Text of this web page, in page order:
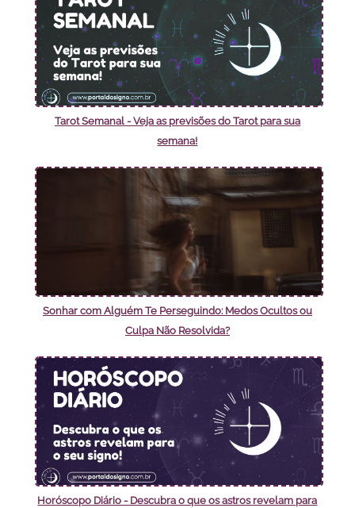
Tarot Semanal - Veja as previsões do Tarot para sua
semana!
Sonhar com Alguém Te Perseguindo: Medos Ocultos ou
Culpa Não Resolvida?
Horóscopo Diário - Descubra o que os astros revelam para